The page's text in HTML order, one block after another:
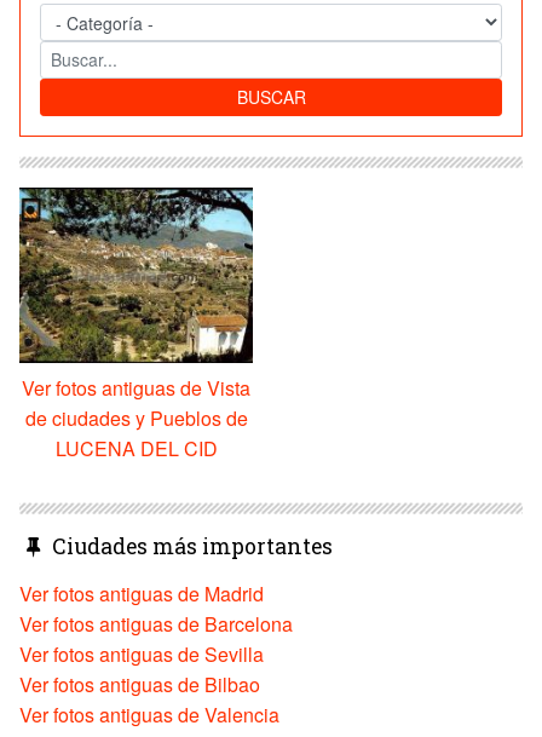
BUSCAR
Ver fotos antiguas de Vista
de ciudades y Pueblos de
LUCENA DEL CID
Ciudades más importantes
Ver fotos antiguas de Madrid
Ver fotos antiguas de Barcelona
Ver fotos antiguas de Sevilla
Ver fotos antiguas de Bilbao
Ver fotos antiguas de Valencia